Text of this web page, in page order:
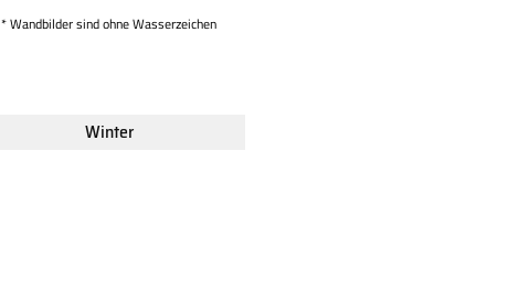
* Wandbilder sind ohne Wasserzeichen
Winter